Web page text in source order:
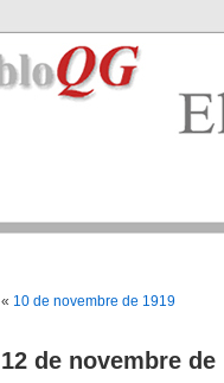
« 10 de novembre de 1919
12 de novembre de